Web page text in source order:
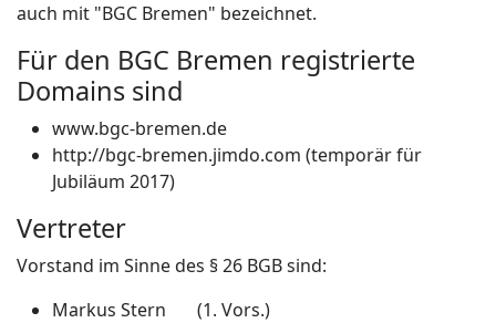
auch mit "BGC Bremen" bezeichnet.
Für den BGC Bremen registrierte
Domains sind
www.bgc-bremen.de
http://bgc-bremen.jimdo.com (temporär für
Jubiläum 2017)
Vertreter
Vorstand im Sinne des § 26 BGB sind:
Markus Stern (1. Vors.)